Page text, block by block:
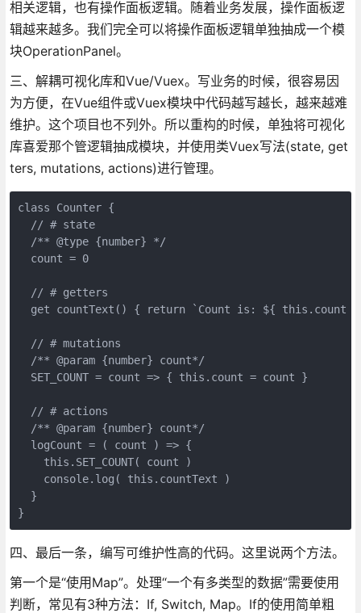
相关逻辑，也有操作面板逻辑。随着业务发展，操作面板逻
辑越来越多。我们完全可以将操作面板逻辑单独抽成一个模
块OperationPanel。
三、解耦可视化库和Vue/Vuex。写业务的时候，很容易因
为方便，在Vue组件或Vuex模块中代码越写越长，越来越难
维护。这个项目也不列外。所以重构的时候，单独将可视化
库喜爱那个管逻辑抽成模块，并使用类Vuex写法(state, get
ters, mutations, actions)进行管理。
class Counter {
  // # state
  /** @type {number} */
  count = 0
  // # getters
get countText() { return `Count is: ${ this.count
  // # mutations
  /** @param {number} count*/
  SET_COUNT = count => { this.count = count }
  // # actions
  /** @param {number} count*/
  logCount = ( count ) => {
    this.SET_COUNT( count )
    console.log( this.countText )
  }
}
四、最后一条，编写可维护性高的代码。这里说两个方法。
第一个是“使用Map”。处理“一个有多类型的数据”需要使用
判断，常见有3种方法：If, Switch, Map。If的使用简单粗